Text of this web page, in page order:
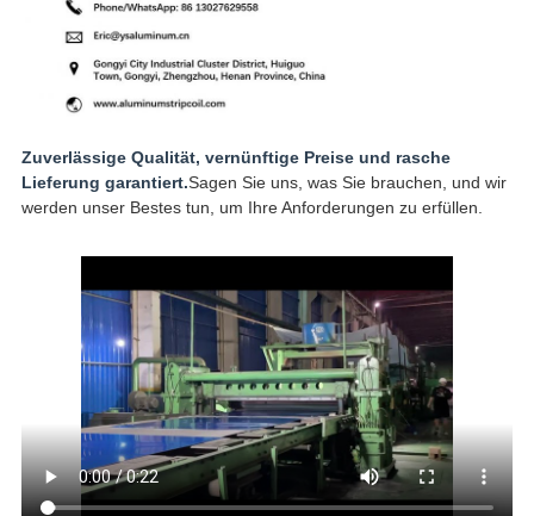
Zuverlässige Qualität, vernünftige Preise und rasche
Lieferung garantiert.Sagen Sie uns, was Sie brauchen, und wir
werden unser Bestes tun, um Ihre Anforderungen zu erfüllen.